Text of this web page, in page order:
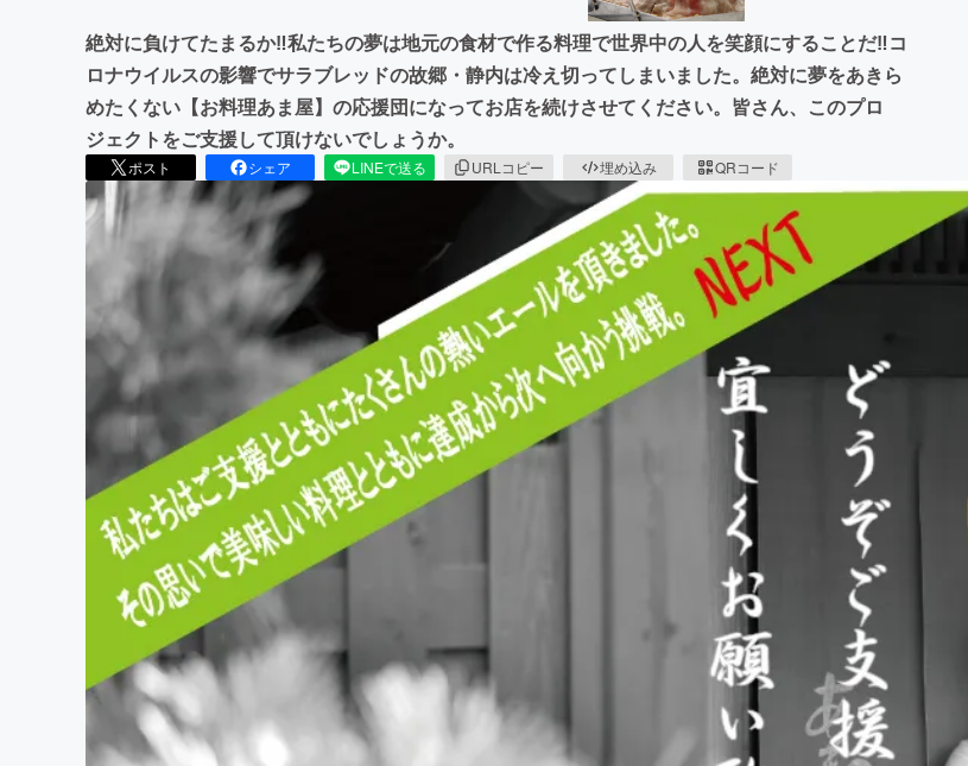
絶対に負けてたまるか‼私たちの夢は地元の食材で作る料理で世界中の人を笑顔にすることだ‼コ
ロナウイルスの影響でサラブレッドの故郷・静内は冷え切ってしまいました。絶対に夢をあきら
めたくない【お料理あま屋】の応援団になってお店を続けさせてください。皆さん、このプロ
ジェクトをご支援して頂けないでしょうか。
ポスト シェア LINEで送る URLコピー 埋め込み QRコード